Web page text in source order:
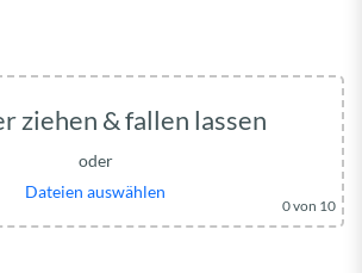
ziehen & fallen lassen
oder
Dateien auswählen
0von 10